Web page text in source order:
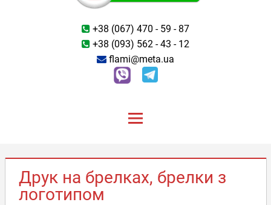
+38 (067) 470 - 59 - 87
+38 (093) 562 - 43 - 12
flami@meta.ua
Друк на брелках, брелки з
логотипом